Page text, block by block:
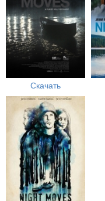
Скачать